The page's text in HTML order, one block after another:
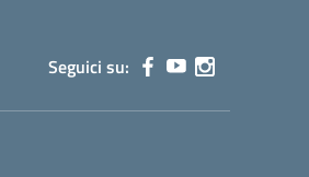
Seguici su: